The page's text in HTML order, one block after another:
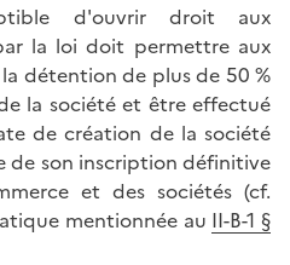
d'ouvrir droit aux
la loi doit permettre aux
détention de plus de 50 %
la société et être effectué
de création de la société
de son inscription définitive
et des sociétés (cf.
mentionnée au II-B-1 §